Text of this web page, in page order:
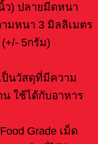
ว) ปลายมีดหนา
มหนา 3 มิลลิเมตร
5กรัม)
ป็นวัสดุที่มีความ
น ใช้ได้กับอาหาร
Grade เม็ด